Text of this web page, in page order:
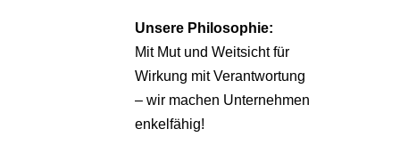
Unsere Philosophie:
Mit Mut und Weitsicht für
Wirkung mit Verantwortung
– wir machen Unternehmen
enkelfähig!